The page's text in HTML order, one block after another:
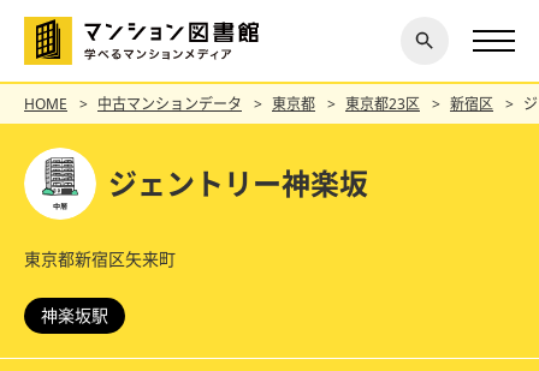
探す
閉じ
る
HOME 中古マンションデータ 東京都 東京都23区 新宿区
ジェントリー神楽坂
東京都新宿区矢来町
神楽坂駅